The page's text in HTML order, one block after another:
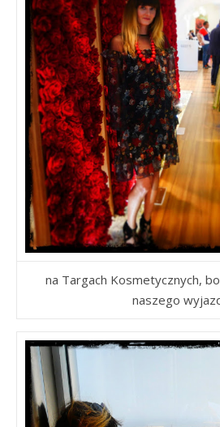
na Targach Kosmetycznych,
naszego